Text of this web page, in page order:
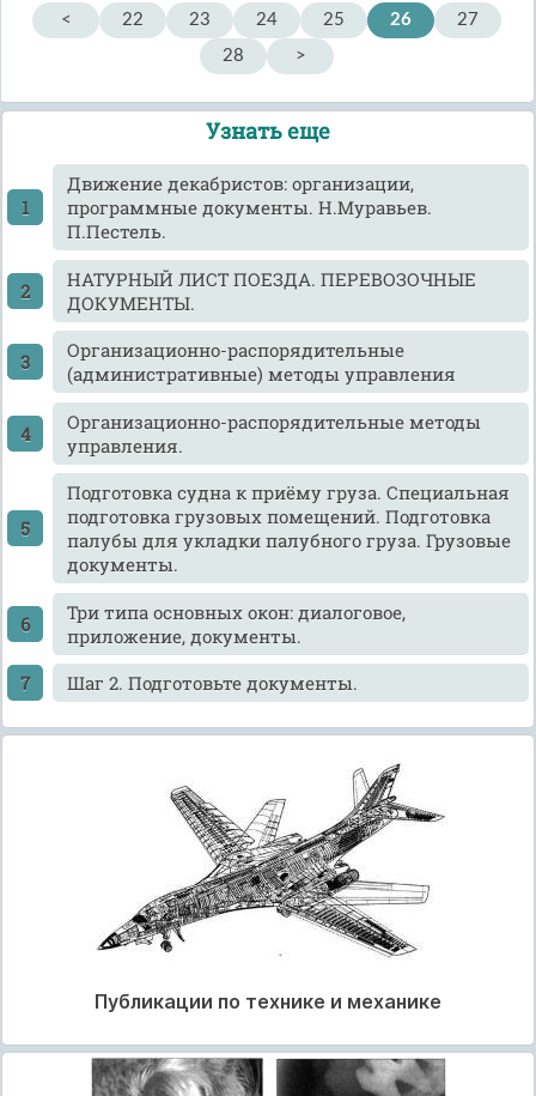
< 22 23 24 25 26
27
28
>
Узнать еще
Движение декабристов: организации,
программные документы. Н.Муравьев.
П.Пестель.
НАТУРНЫЙ ЛИСТ ПОЕЗДА. ПЕРЕВОЗОЧНЫЕ
ДОКУМЕНТЫ.
Организационно-распорядительные
(административные) методы управления
Организационно-распорядительные методы
управления.
Подготовка судна к приёму груза. Специальная
подготовка грузовых помещений. Подготовка
палубы для укладки палубного груза. Грузовые
документы.
Три типа основных окон: диалоговое,
приложение, документы.
Шаг 2. Подготовьте документы.
Публикации по технике и механике